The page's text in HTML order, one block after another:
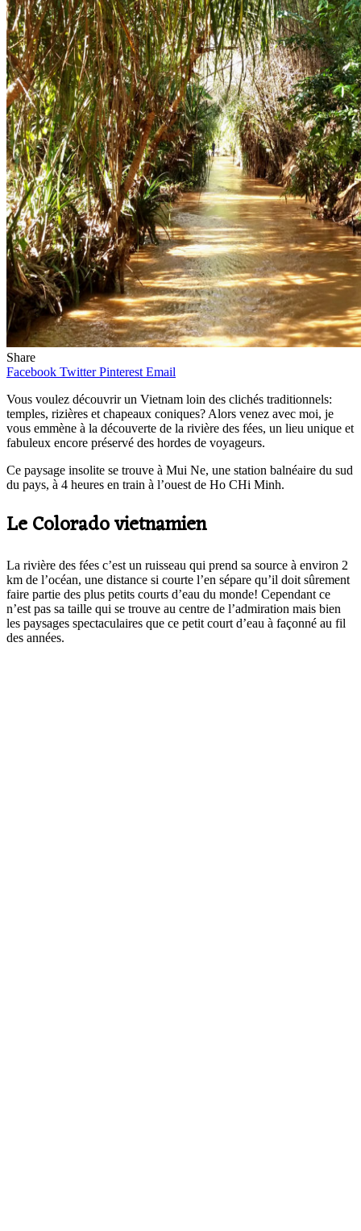
Share
Facebook Twitter Pinterest Email
Vous voulez découvrir un Vietnam loin des clichés traditionnels:
temples, rizières et chapeaux coniques? Alors venez avec moi, je
vous emmène à la découverte de la rivière des fées, un lieu unique et
fabuleux encore préservé des hordes de voyageurs.
Ce paysage insolite se trouve à Mui Ne, une station balnéaire du sud
du pays, à 4 heures en train à l’ouest de Ho CHi Minh.
Le Colorado vietnamien
La rivière des fées c’est un ruisseau qui prend sa source à environ 2
km de l’océan, une distance si courte l’en sépare qu’il doit sûrement
faire partie des plus petits courts d’eau du monde! Cependant ce
n’est pas sa taille qui se trouve au centre de l’admiration mais bien
les paysages spectaculaires que ce petit court d’eau à façonné au fil
des années.